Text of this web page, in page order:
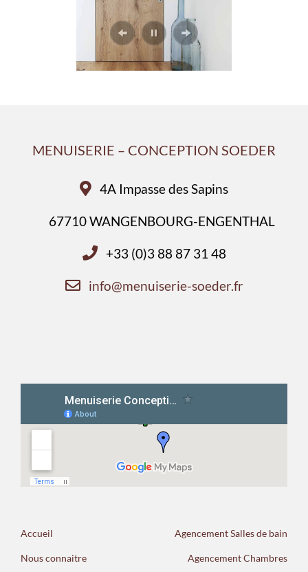
MENUISERIE – CONCEPTION SOEDER
4A Impasse des Sapins
67710 WANGENBOURG-ENGENTHAL
+33 (0)3 88 87 31 48
info@menuiserie-soeder.fr
Accueil
Nous connaitre
Agencement Salles de bain
Agencement Chambres